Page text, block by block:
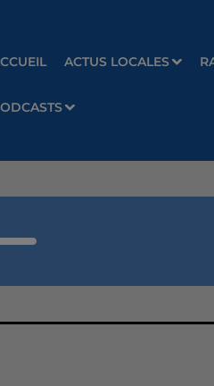
ACTUS LOCALES